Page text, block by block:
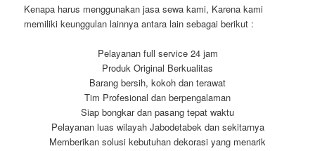
Kenapa harus menggunakan jasa sewa kami, Karena kami
memiliki keunggulan lainnya antara lain sebagai berikut :
Pelayanan full service 24 jam
Produk Original Berkualitas
Barang bersih, kokoh dan terawat
Tim Profesional dan berpengalaman
Siap bongkar dan pasang tepat waktu
Pelayanan luas wilayah Jabodetabek dan sekitarnya
Memberikan solusi kebutuhan dekorasi yang menarik